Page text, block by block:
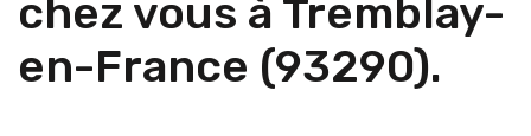
chez vous à Tremblay-
en-France (93290).